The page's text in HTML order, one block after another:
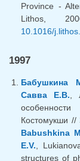
Province -
Lithos,
10.1016/
1997
Бабушкина
Савва Е.В.,
Костомукши
Babushkina
E.V.,
structures of